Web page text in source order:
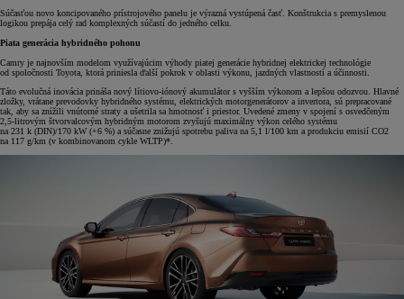
Súčasťou novo koncipovaného prístrojového panelu je výrazná vystúpená časť. Konštrukcia s premyslenou
logikou prepája celý rad komplexných súčastí do jedného celku.
Piata generácia hybridného pohonu
Camry je najnovším modelom využívajúcim výhody piatej generácie hybridnej elektrickej technológie
od spoločnosti Toyota, ktorá priniesla ďalší pokrok v oblasti výkonu, jazdných vlastností a účinnosti.
Táto evolučná inovácia prináša nový lítiovo-iónový akumulátor s vyšším výkonom a lepšou odozvou. Hlavné
zložky, vrátane prevodovky hybridného systému, elektrických motorgenerátorov a invertora, sú prepracované
tak, aby sa znížili vnútorné straty a ušetrila sa hmotnosť i priestor. Uvedené zmeny v spojení s osvedčeným
2,5-litrovým štvorvalcovým hybridným motorom zvyšujú maximálny výkon celého systému
na 231 k (DIN)/170 kW (+6 %) a súčasne znižujú spotrebu paliva na 5,1 l/100 km a produkciu emisií CO2
na 117 g/km (v kombinovanom cykle WLTP)*.